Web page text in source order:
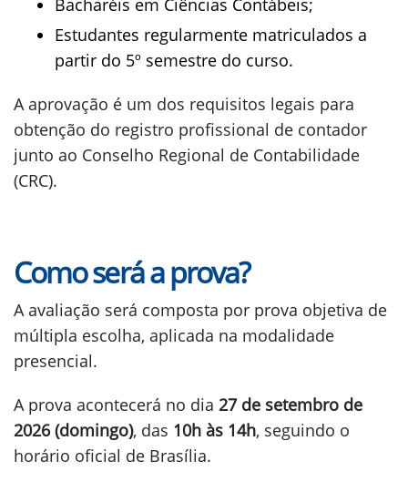
Bacharéis em Ciências Contábeis;
Estudantes regularmente matriculados a
partir do 5º semestre do curso.
A aprovação é um dos requisitos legais para
obtenção do registro profissional de contador
junto ao Conselho Regional de Contabilidade
(CRC).
Como será a prova?
A avaliação será composta por prova objetiva de
múltipla escolha, aplicada na modalidade
presencial.
A prova acontecerá no dia 27 de setembro de
2026 (domingo), das 10h às 14h, seguindo o
horário oficial de Brasília.